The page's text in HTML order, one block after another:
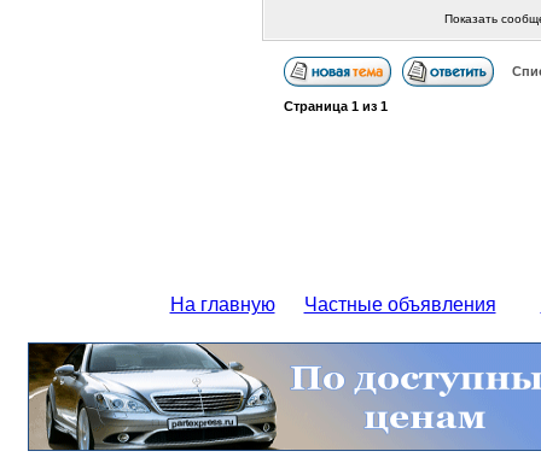
Показать
Страница 1из 1
На главную Частные объявления